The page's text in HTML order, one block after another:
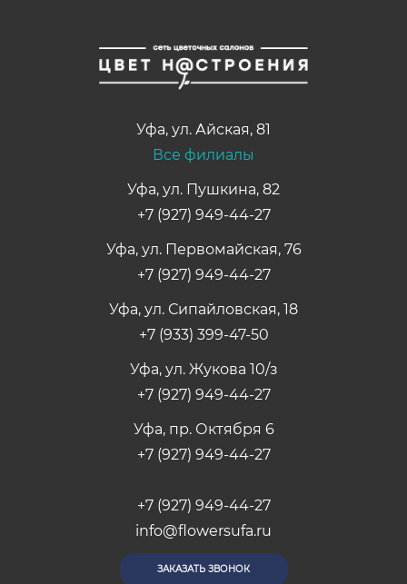
Уфа, ул. Айская, 81
Все филиалы
Уфа, ул. Пушкина, 82
+7 (927) 949-44-27
Уфа, ул. Первомайская, 76
+7 (927) 949-44-27
Уфа, ул. Сипайловская, 18
+7 (933) 399-47-50
Уфа, ул. Жукова 10/з
+7 (927) 949-44-27
Уфа, пр. Октября 6
+7 (927) 949-44-27
+7 (927) 949-44-27
info@flowersufa.ru
ЗАКАЗАТЬ ЗВОНОК